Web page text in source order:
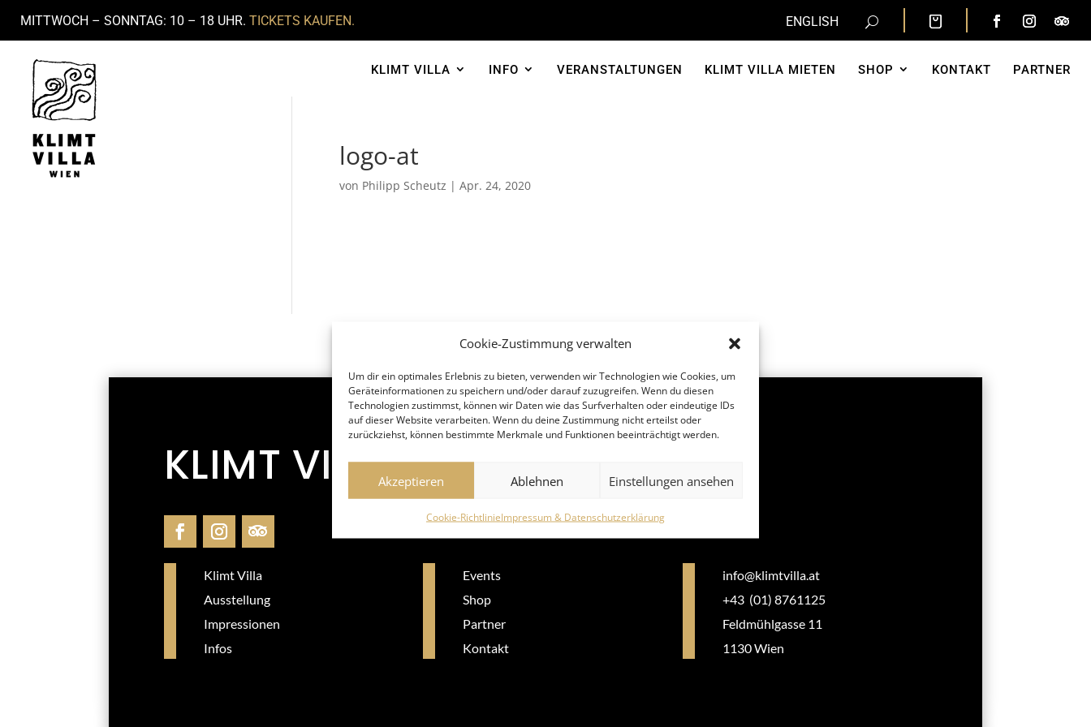
Cookie-Zustimmung verwalten
Um dir ein optimales Erlebnis zu bieten, verwenden wir Technologien wie Cookies, um
Geräteinformationen zu speichern und/oder darauf zuzugreifen. Wenn du diesen
Technologien zustimmst, können wir Daten wie das Surfverhalten oder eindeutige IDs
auf dieser Website verarbeiten. Wenn du deine Zustimmung nicht erteilst oder
zurückziehst, können bestimmte Merkmale und Funktionen beeinträchtigt werden.
Akzeptieren Ablehnen Einstellungen ansehen
Cookie-RichtlinieImpressum & Datenschutzerklärung
MITTWOCH – SONNTAG: 10 – 18 UHR. TICKETS KAUFEN. ENGLISH
KLIMT VILLA INFO VERANSTALTUNGEN KLIMT VILLA MIETEN SHOP KONTAKT PARTNER
logo-at
von Philipp Scheutz | Apr. 24, 2020
KLIMT VILLA WIEN
Klimt Villa
Ausstellung
Impressionen
Infos
Events
Shop
Partner
Kontakt
info@klimtvilla.at
+43 (01) 8761125
Feldmühlgasse 11
1130 Wien